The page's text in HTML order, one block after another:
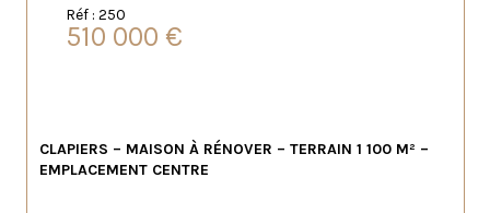
Réf : 250
510 000 €
CLAPIERS – MAISON À RÉNOVER – TERRAIN 1 100 M² –
EMPLACEMENT CENTRE